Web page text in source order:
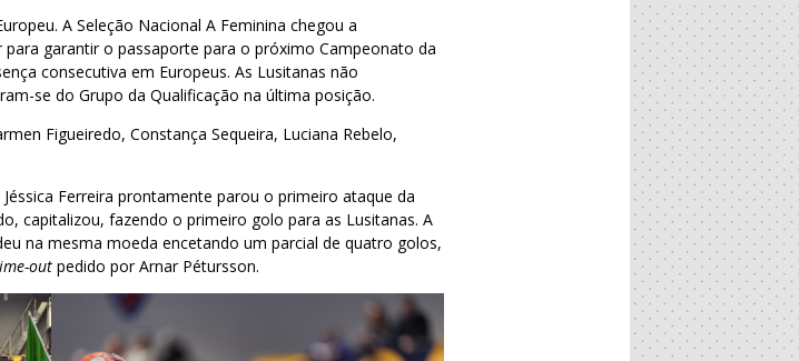
A Seleção Nacional A Feminina chegou a
garantir o passaporte para o próximo Campeonato da
consecutiva em Europeus. As Lusitanas não
se do Grupo da Qualificação na última posição.
Figueiredo, Constança Sequeira, Luciana Rebelo,
Ferreira prontamente parou o primeiro ataque da
capitalizou, fazendo o primeiro golo para as Lusitanas. A
na mesma moeda encetando um parcial de quatro golos,
out pedido por Arnar Pétursson.